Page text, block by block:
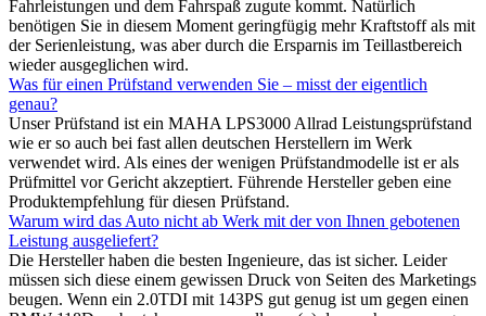
Fahrleistungen und dem Fahrspaß zugute kommt. Natürlich
benötigen Sie in diesem Moment geringfügig mehr Kraftstoff als mit
der Serienleistung, was aber durch die Ersparnis im Teillastbereich
wieder ausgeglichen wird.
Was für einen Prüfstand verwenden Sie – misst der eigentlich
genau?
Unser Prüfstand ist ein MAHA LPS3000 Allrad Leistungsprüfstand
wie er so auch bei fast allen deutschen Herstellern im Werk
verwendet wird. Als eines der wenigen Prüfstandmodelle ist er als
Prüfmittel vor Gericht akzeptiert. Führende Hersteller geben eine
Produktempfehlung für diesen Prüfstand.
Warum wird das Auto nicht ab Werk mit der von Ihnen gebotenen
Leistung ausgeliefert?
Die Hersteller haben die besten Ingenieure, das ist sicher. Leider
müssen sich diese einem gewissen Druck von Seiten des Marketings
beugen. Wenn ein 2.0TDI mit 143PS gut genug ist um gegen einen